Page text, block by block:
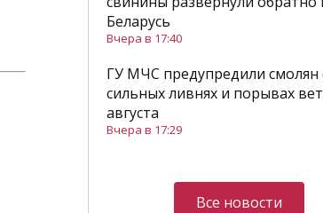
Беларусь
Вчера в 17:40
ГУ МЧС предупредили смолян
сильных ливнях и порывах
августа
Вчера в 17:29
Все новости